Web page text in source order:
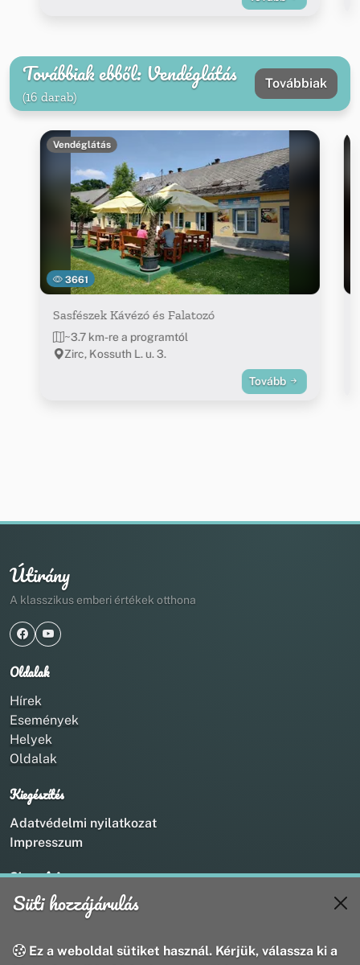
Továbbiak ebből: Vendéglátás
(16 darab)
Továbbiak
3661
Vendéglátás
Sasfészek Kávézó és Falatozó
~3.7 km-re a programtól
Zirc, Kossuth L. u. 3.
Tovább
Útirány
A klasszikus emberi értékek otthona
Oldalak
Hírek
Események
Helyek
Oldalak
Kiegészítés
Adatvédelmi nyilatkozat
Impresszum
Kapcsolat
+36 20 211 1888
webmaster@utirany.hu
Süti hozzájárulás
Ez a weboldal sütiket használ. Kérjük, válassza ki a